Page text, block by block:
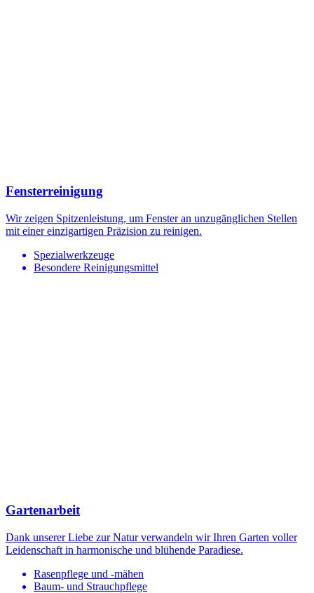
Fensterreinigung
Wir zeigen Spitzenleistung, um Fenster an unzugänglichen Stellen
mit einer einzigartigen Präzision zu reinigen.
Spezialwerkzeuge
Besondere Reinigungsmittel
Gartenarbeit
Dank unserer Liebe zur Natur verwandeln wir Ihren Garten voller
Leidenschaft in harmonische und blühende Paradiese.
Rasenpflege und -mähen
Baum- und Strauchpflege